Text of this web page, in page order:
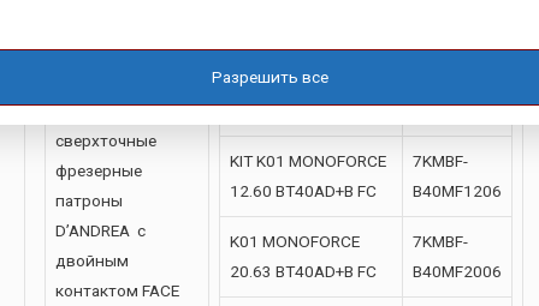
Высокожесткие
сверхточные
фрезерные
патроны
D’ANDREA с
двойным
контактом FACE
Обозначение Код
KIT K01 MONOFORCE
12.60 BT40AD+B FC
7KMBF-
B40MF1206
K01 MONOFORCE
20.63 BT40AD+B FC
7KMBF-
B40MF2006
Разрешить все